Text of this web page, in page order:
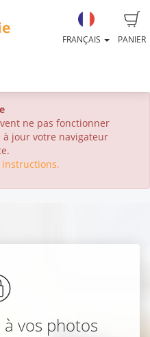
PANIER
FRANÇAIS
ne pas fonctionner
jour votre navigateur
instructions.
à vos photos